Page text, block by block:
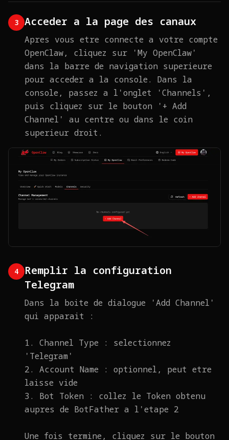
3 Acceder a la page des canaux
Apres vous etre connecte a votre compte
OpenClaw, cliquez sur 'My OpenClaw'
dans la barre de navigation superieure
pour acceder a la console. Dans la
console, passez a l'onglet 'Channels',
puis cliquez sur le bouton '+ Add
Channel' au centre ou dans le coin
superieur droit.
4
Remplir la configuration
Telegram
Dans la boite de dialogue 'Add Channel'
qui apparait :
1. Channel Type : selectionnez
'Telegram'
2. Account Name : optionnel, peut etre
laisse vide
3. Bot Token : collez le Token obtenu
aupres de BotFather a l'etape 2
Une fois termine, cliquez sur le bouton